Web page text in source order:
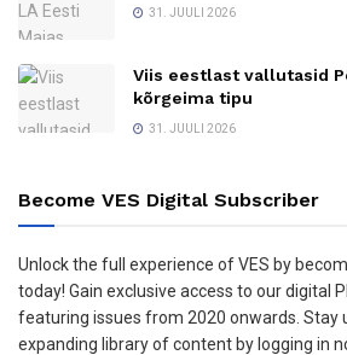
31. JUULI 2026
Viis eestlast vallutasid
kõrgeima tipu
31. JUULI 2026
Become VES Digital Subscriber
Unlock the full experience of VES by
today! Gain exclusive access to our digital
featuring issues from 2020 onwards. Stay
expanding library of content by logging in